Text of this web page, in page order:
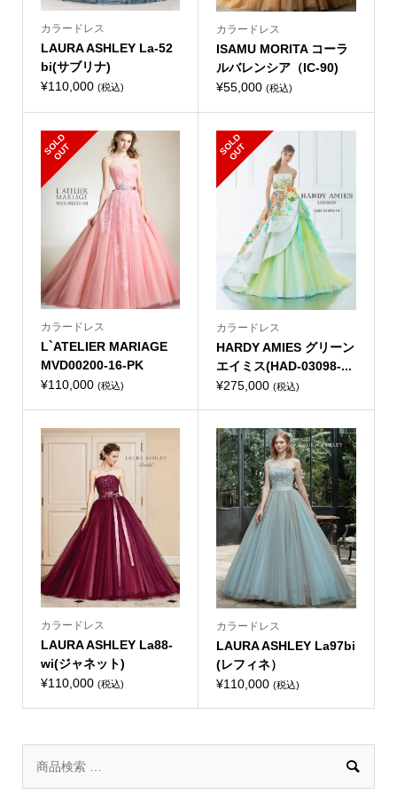
カラードレス
LAURA ASHLEY La-52
bi(サブリナ)
¥110,000 (税込)
カラードレス
ISAMU MORITA コーラ
ルバレンシア（IC-90)
¥55,000 (税込)
S
O
L
D
O
U
T
カラードレス
L`ATELIER MARIAGE
MVD00200-16-PK
¥110,000 (税込)
S
O
L
D
O
U
T
カラードレス
HARDY AMIES グリーン
エイミス(HAD-03098-...
¥275,000 (税込)
カラードレス
LAURA ASHLEY La88-
wi(ジャネット)
¥110,000 (税込)
カラードレス
LAURA ASHLEY La97bi
(レフィネ）
¥110,000 (税込)
